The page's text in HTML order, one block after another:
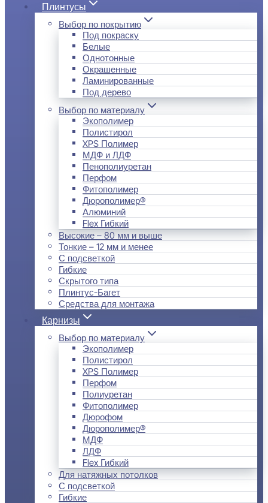
Плинтусы
Выбор по покрытию
Под покраску
Белые
Однотонные
Окрашенные
Ламинированные
Под дерево
Выбор по материалу
Экополимер
Полистирол
XPS Полимер
МДФ и ЛДФ
Пенополиуретан
Перфом
Фитополимер
Дюрополимер®
Алюминий
Flex Гибкий
Высокие – 80 мм и выше
Тонкие – 12 мм и менее
С подсветкой
Гибкие
Скрытого типа
Плинтус-Багет
Средства для монтажа
Карнизы
Выбор по материалу
Экополимер
Полистирол
XPS Полимер
Перфом
Полиуретан
Фитополимер
Дюрофом
Дюрополимер®
МДФ
ЛДФ
Flex Гибкий
Для натяжных потолков
С подсветкой
Гибкие